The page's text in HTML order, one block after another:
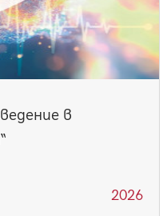
в
2026